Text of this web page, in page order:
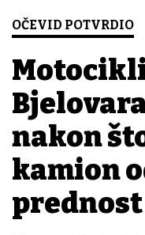
OČEVID POTVRDIO
nakon
kamion
prednost